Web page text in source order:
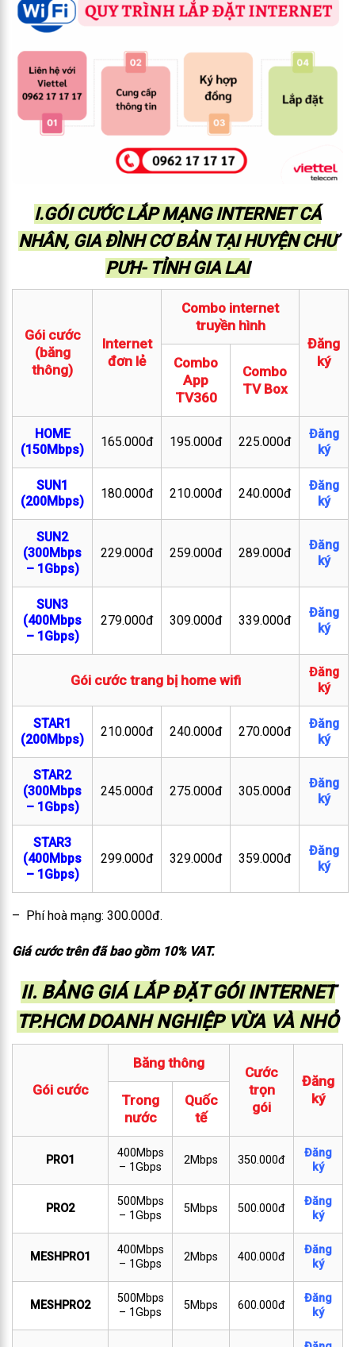
I.GÓI CƯỚC LẮP MẠNG INTERNET CÁ
NHÂN, GIA ĐÌNH CƠ BẢN TẠI HUYỆN CHƯ
PƯH- TỈNH GIA LAI
Gói cước
(băng
thông)
Internet
đơn lẻ
Combo internet
truyền hình
Đăng
ký
Combo
App
TV360
Combo
TV Box
HOME
(150Mbps)
165.000đ 195.000đ 225.000đ
Đăng
ký
SUN1
(200Mbps)
180.000đ 210.000đ 240.000đ
Đăng
ký
SUN2
(300Mbps
– 1Gbps)
229.000đ 259.000đ 289.000đ
Đăng
ký
SUN3
(400Mbps
– 1Gbps)
279.000đ 309.000đ 339.000đ
Đăng
ký
Gói cước trang bị home wifi
Đăng
ký
STAR1
(200Mbps)
210.000đ 240.000đ 270.000đ
Đăng
ký
STAR2
(300Mbps
– 1Gbps)
245.000đ 275.000đ 305.000đ
Đăng
ký
STAR3
(400Mbps
– 1Gbps)
299.000đ 329.000đ 359.000đ
Đăng
ký
– Phí hoà mạng: 300.000đ.
Giá cước trên đã bao gồm 10% VAT.
II. BẢNG GIÁ LẮP ĐẶT GÓI INTERNET
TP.HCM DOANH NGHIỆP VỪA VÀ NHỎ
Gói cước
Băng thông
Cước
trọn
gói
Đăng
ký
Trong
nước
Quốc
tế
PRO1
400Mbps
– 1Gbps
2Mbps 350.000đ
Đăng
ký
PRO2
500Mbps
– 1Gbps
5Mbps 500.000đ
Đăng
ký
MESHPRO1
400Mbps
– 1Gbps
2Mbps 400.000đ
Đăng
ký
MESHPRO2
500Mbps
– 1Gbps
5Mbps 600.000đ
Đăng
ký